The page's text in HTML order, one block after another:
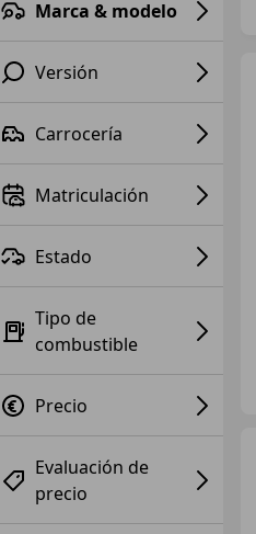
Marca & modelo
Versión
Carrocería
Matriculación
Estado
Tipo de
combustible
Precio
Evaluación de
precio